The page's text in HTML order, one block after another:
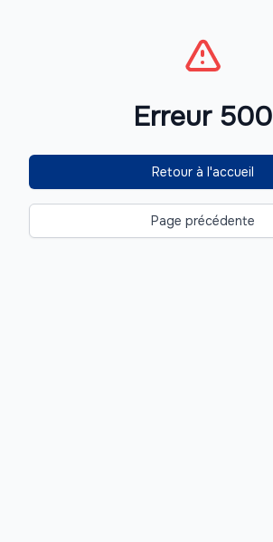
Erreur 500
Retour à l'accueil
Page précédente